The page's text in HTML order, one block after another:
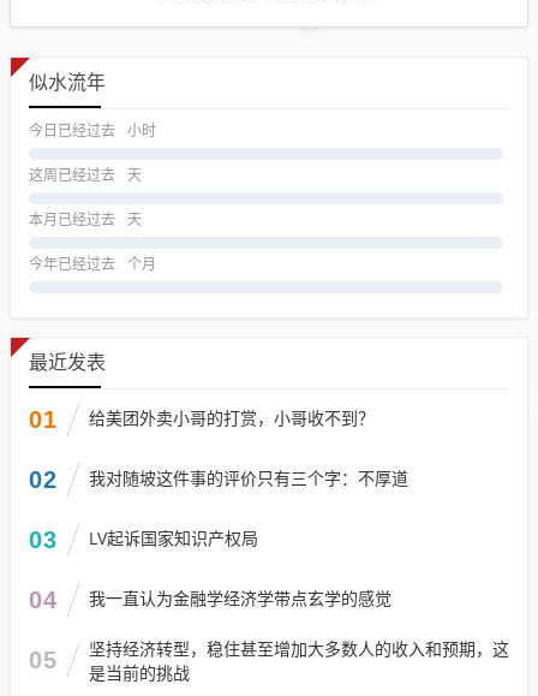
似水流年
今日已经过去 小时
这周已经过去 天
本月已经过去 天
今年已经过去 个月
最近发表
01 给美团外卖小哥的打赏，小哥收不到？
02 我对随坡这件事的评价只有三个字：不厚道
03 LV起诉国家知识产权局
04 我一直认为金融学经济学带点玄学的感觉
05
坚持经济转型，稳住甚至增加大多数人的收入和预期，这
是当前的挑战